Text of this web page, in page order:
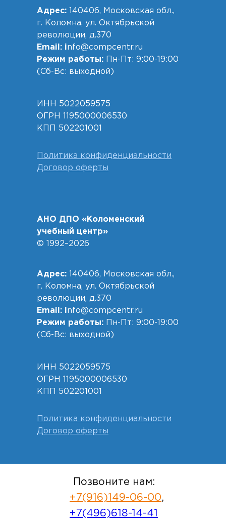
Адрес: 140406, Московская обл.,
г. Коломна, ул. Октябрьской
революции, д.370
Email: info@compcentr.ru
Режим работы: Пн-Пт: 9:00-19:00
(Сб-Вс: выходной)
ИНН 5022059575
ОГРН 1195000006530
КПП 502201001
Политика конфиденциальности
Договор оферты
АНО ДПО «Коломенский
учебный центр»
© 1992–2026
Адрес: 140406, Московская обл.,
г. Коломна, ул. Октябрьской
революции, д.370
Email: info@compcentr.ru
Режим работы: Пн-Пт: 9:00-19:00
(Сб-Вс: выходной)
ИНН 5022059575
ОГРН 1195000006530
КПП 502201001
Политика конфиденциальности
Договор оферты
Позвоните нам:
+7(496)618-14-41
+7(916)149-06-00,